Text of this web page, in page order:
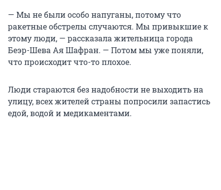
— Мы не были особо напуганы, потому что
ракетные обстрелы случаются. Мы привыкшие к
этому люди, — рассказала жительница города
Беэр-Шева Ая Шафран. — Потом мы уже поняли,
что происходит что-то плохое.
Люди стараются без надобности не выходить на
улицу, всех жителей страны попросили запастись
едой, водой и медикаментами.